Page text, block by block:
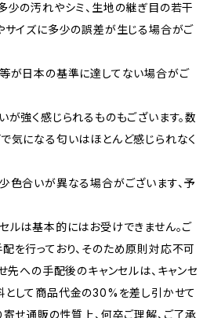
少の汚れやシミ、生地の継ぎ目の若干
サイズに多少の誤差が生じる場合がご
が日本の基準に達してない場合がご
強く感じられるものもございます。数
気になる匂いはほとんど感じられなく
色合いが異なる場合がございます、予
ルは基本的にはお受けできません。ご
を行っており、そのため原則対応不可
先への手配後のキャンセルは、キャンセ
して商品代金の30%を差し引かせて
寄せ通販の性質上、何卒ご理解、ご了承